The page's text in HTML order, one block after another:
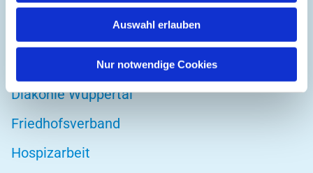
Auswahl erlauben
Nur notwendige Cookies
Kirchenkreis Wuppertal
Altenwohnstätte
Diakonie Wuppertal
Friedhofsverband
Hospizarbeit